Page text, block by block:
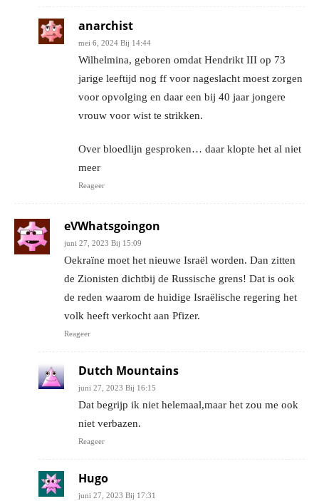
anarchist
mei 6, 2024 Bij 14:44
Wilhelmina, geboren omdat Hendrikt III op 73
jarige leeftijd nog ff voor nageslacht moest zorgen
voor opvolging en daar een bij 40 jaar jongere
vrouw voor wist te strikken.
Over bloedlijn gesproken… daar klopte het al niet
meer
Reageer
eVWhatsgoingon
juni 27, 2023 Bij 15:09
Oekraïne moet het nieuwe Israël worden. Dan zitten
de Zionisten dichtbij de Russische grens! Dat is ook
de reden waarom de huidige Israëlische regering het
volk heeft verkocht aan Pfizer.
Reageer
Dutch Mountains
juni 27, 2023 Bij 16:15
Dat begrijp ik niet helemaal,maar het zou me ook
niet verbazen.
Reageer
Hugo
juni 27, 2023 Bij 17:31